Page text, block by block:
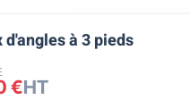
d'angles à 3 pieds
€HT